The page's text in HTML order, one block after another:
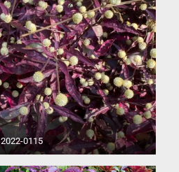
2022-0115